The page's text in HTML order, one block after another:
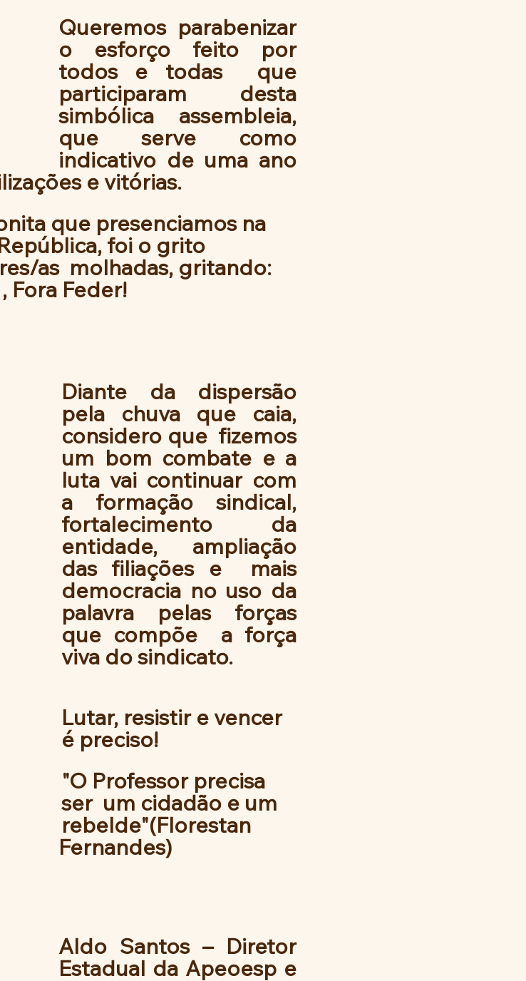
Queremos parabenizar
o esforço feito por
todos e todas  que
participaram desta
simbólica  assembleia,
que serve como
indicativo de uma ano
e vitórias.
foi o grito
as  molhadas, gritando:
Fora Feder!
Diante da dispersão
pela chuva que caia,
considero que  fizemos
um bom combate e a
luta vai continuar com
a formação sindical,
fortalecimento da
entidade, ampliação
das filiações e  mais
democracia no uso da
palavra pelas forças
que compõe  a força
viva do sindicato.
Lutar, resistir e vencer
é preciso!
"O Professor precisa
ser  um cidadão e um
rebelde"(Florestan
Fernandes)
Aldo Santos – Diretor
Estadual da Apeoesp e